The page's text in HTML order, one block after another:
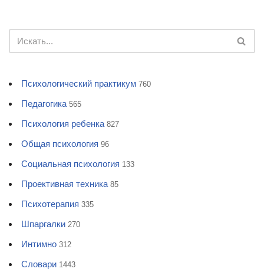
Психологический практикум 760
Педагогика 565
Психология ребенка 827
Общая психология 96
Социальная психология 133
Проективная техника 85
Психотерапия 335
Шпаргалки 270
Интимно 312
Словари 1443